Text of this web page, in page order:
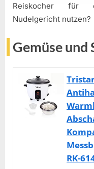
Reiskocher für
Nudelgericht nutzen?
Gemüse und
RK-